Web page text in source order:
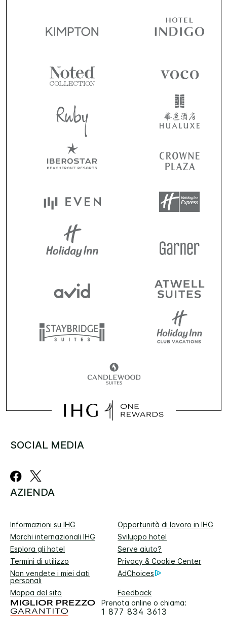
SOCIAL MEDIA
AZIENDA
Informazioni su IHG
Opportunità di lavoro in IHG
Marchi internazionali IHG
Sviluppo hotel
Esplora gli hotel
Serve aiuto?
Termini di utilizzo
Privacy & Cookie Center
Non vendete i miei dati
personali
AdChoices
Mappa del sito
Feedback
Prenota online o chiama:
1 877 834 3613